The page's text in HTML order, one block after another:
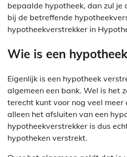
bepaalde hypotheek, dan zul je
bij de betreffende
hypotheekverstrekker in
Wie is een
Eigenlijk is een hypotheek
algemeen een bank. Wel is het
terecht kunt voor nog veel
alleen het afsluiten van een
hypotheekverstrekker is dus
hypotheken verstrekt.